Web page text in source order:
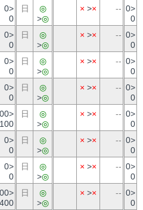
0>
0
日
◎
>◎
× >× -- 0>
0
0>
0
日
◎
>◎
× >× -- 0>
0
0>
0
日
◎
>◎
× >× -- 0>
0
0>
0
日
◎
>◎
× >× -- 0>
0
100
日
◎
>◎
× >× -- 0>
0
0>
0
日
◎
>◎
× >× -- 0>
0
0>
0
日
◎
>◎
× >× -- 0>
0
400
日
◎
>◎
× >× -- 0>
0